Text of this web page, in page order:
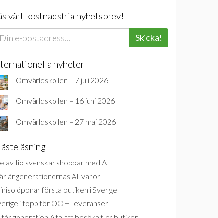
vårt kostnadsfria nyhetsbrev!
Skicka!
nyheter
Omvärldskollen – 7 juli 2026
Omvärldskollen – 16 juni 2026
Omvärldskollen – 27 maj 2026
av tio svenskar shoppar med AI
är generationernas AI-vanor
öppnar första butiken i Sverige
i topp för OOH-leveranser